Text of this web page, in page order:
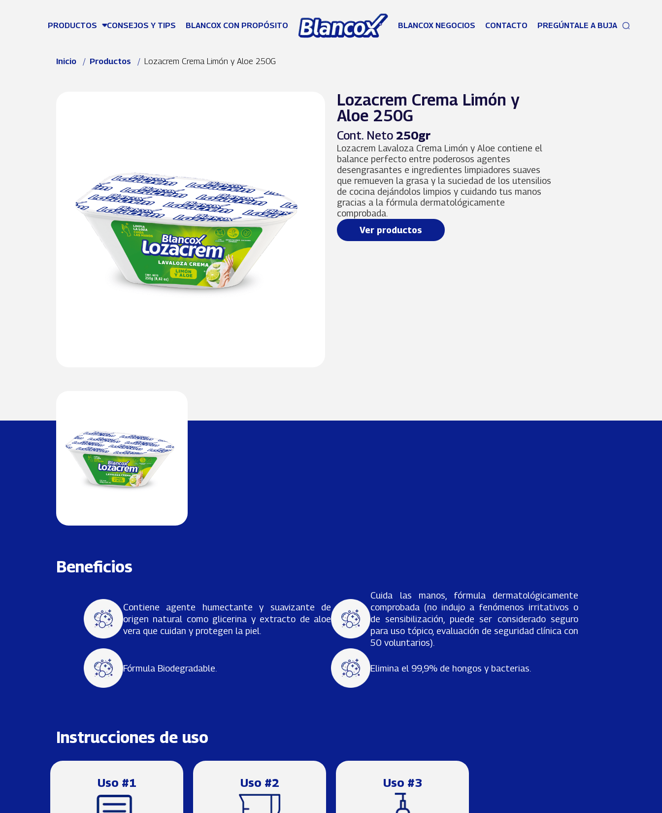
PRODUCTOS CONSEJOS Y TIPS BLANCOX CON PROPÓSITO BLANCOX NEGOCIOS CONTACTO PREGÚNTALE A BUJA
Ruta de navegación
Inicio Productos Lozacrem Crema Limón y Aloe 250G
Lozacrem Crema Limón y
Aloe 250G
Cont. Neto 250gr
Lozacrem Lavaloza Crema Limón y Aloe contiene el
balance perfecto entre poderosos agentes
desengrasantes e ingredientes limpiadores suaves
que remueven la grasa y la suciedad de los utensilios
de cocina dejándolos limpios y cuidando tus manos
gracias a la fórmula dermatológicamente
comprobada.
Ver productos
Beneficios
Contiene agente humectante y suavizante de
origen natural como glicerina y extracto de aloe
vera que cuidan y protegen la piel.
Cuida las manos, fórmula dermatológicamente
comprobada (no indujo a fenómenos irritativos o
de sensibilización, puede ser considerado seguro
para uso tópico, evaluación de seguridad clínica con
50 voluntarios).
Fórmula Biodegradable. Elimina el 99,9% de hongos y bacterias.
Instrucciones de uso
Uso #1 Uso #2 Uso #3